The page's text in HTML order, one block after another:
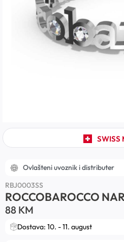
SWISS
Ovlašteni uvoznik i distributer
RBJ0003SS
ROCCOBAROCCO
88 KM
Dostava: 10. - 11. august